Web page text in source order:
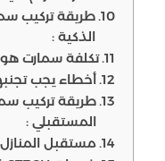
طريقة تركيب
الذكية :
تكلفة سمارت
أخطاء يجب
طريقة تركيب
المستقبلي :
مستقبل